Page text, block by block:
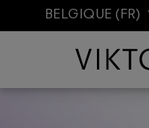
BELGIQUE (FR)